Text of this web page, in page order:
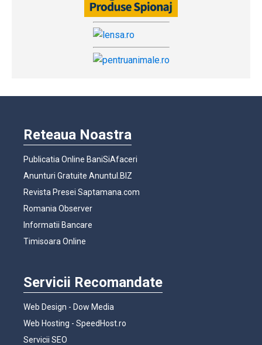
Reteaua Noastra
Publicatia Online BaniSiAfaceri
Anunturi Gratuite Anuntul.BIZ
Revista Presei Saptamana.com
Romania Observer
Informatii Bancare
Timisoara Online
Servicii Recomandate
Web Design - Dow Media
Web Hosting - SpeedHost.ro
Servicii SEO